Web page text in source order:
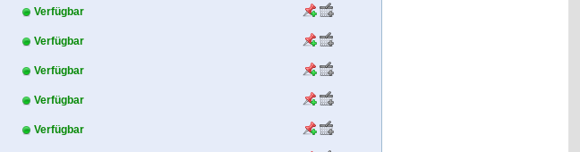
Verfügbar
Verfügbar
Verfügbar
Verfügbar
Verfügbar